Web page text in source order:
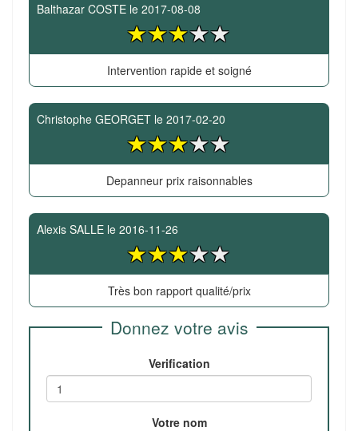
Balthazar COSTE le 2017-08-08
Intervention rapide et soigné
Christophe GEORGET le 2017-02-20
Depanneur prix raisonnables
Alexis SALLE le 2016-11-26
Très bon rapport qualité/prix
Donnez votre avis
Verification
Votre nom